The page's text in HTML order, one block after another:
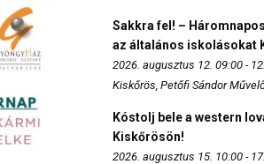
Sakkra fel! –
az általános iskolásokat
2026. augusztus 12. 09:00 -
Kiskőrös, Petőfi Sándor
Kóstolj bele a western
Kiskőrösön!
2026. augusztus 15. 10:00 -